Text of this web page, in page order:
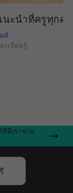
นะนำที่ครูทุกค
ส์
ะเรียนรู้
ที่เราช่วย